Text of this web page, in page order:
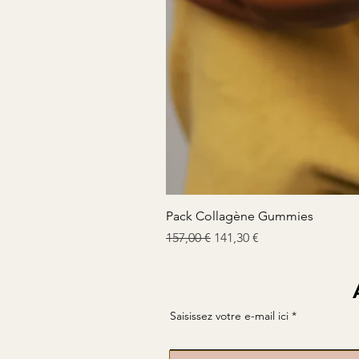
Pack Collagène Gummies
Prix original
157,00 € Prix promotionnel
141,30 €
Saisissez votre e-mail ici